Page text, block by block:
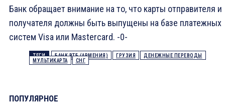
Банк обращает внимание на то, что карты отправителя и
получателя должны быть выпущены на базе платежных
систем Visa или Mastercard. -0-
ТЕГИ БАНК ВТБ (АРМЕНИЯ) ГРУЗИЯ
ДЕНЕЖНЫЕ ПЕРЕВОДЫ
МУЛЬТИКАРТА
СНГ
ПОПУЛЯРНОЕ